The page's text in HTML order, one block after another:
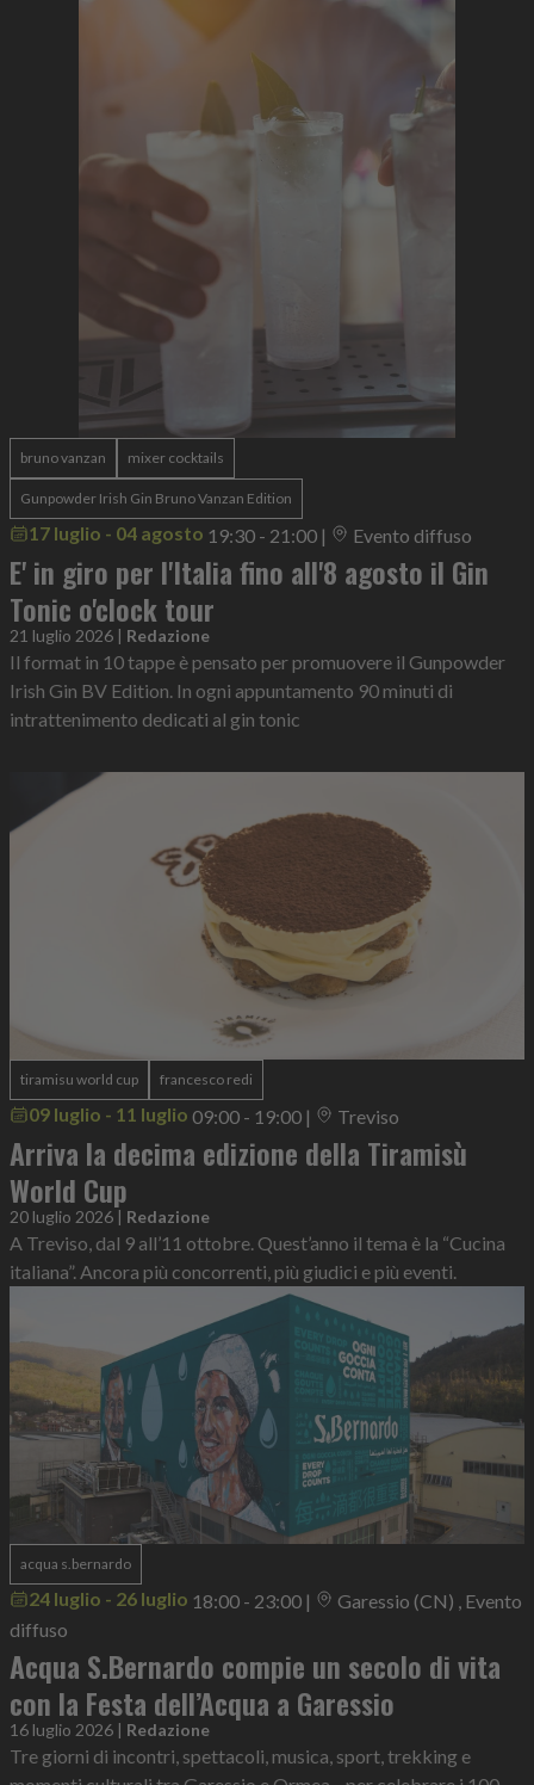
bruno vanzan mixer cocktails
Gunpowder Irish Gin Bruno Vanzan Edition
17 luglio - 04 agosto 19:30 - 21:00 | Evento diffuso
E' in giro per l'Italia fino all'8 agosto il Gin
Tonic o'clock tour
21 luglio 2026 | Redazione
Il format in 10 tappe è pensato per promuovere il Gunpowder
Irish Gin BV Edition. In ogni appuntamento 90 minuti di
intrattenimento dedicati al gin tonic
tiramisu world cup francesco redi
09 luglio - 11 luglio 09:00 - 19:00 | Treviso
Arriva la decima edizione della Tiramisù
World Cup
20 luglio 2026 | Redazione
A Treviso, dal 9 all’11 ottobre. Quest’anno il tema è la “Cucina
italiana”. Ancora più concorrenti, più giudici e più eventi.
acqua s.bernardo
24 luglio - 26 luglio 18:00 - 23:00 |
Garessio (CN) , Evento
diffuso
Acqua S.Bernardo compie un secolo di vita
con la Festa dell’Acqua a Garessio
16 luglio 2026 | Redazione
Tre giorni di incontri, spettacoli, musica, sport, trekking e